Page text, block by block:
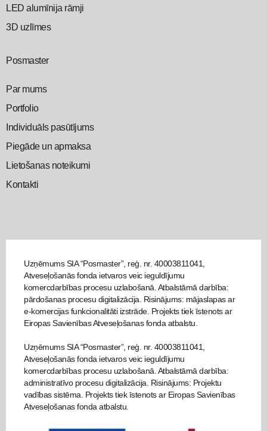
LED alumīnija rāmji
3D uzlīmes
Posmaster
Par mums
Portfolio
Individuāls pasūtījums
Piegāde un apmaksa
Lietošanas noteikumi
Kontakti
Uzņēmums SIA “Posmaster”, reģ. nr. 40003811041,
Atveseļošanās fonda ietvaros veic ieguldījumu
komercdarbības procesu uzlabošanā. Atbalstāmā darbība:
pārdošanas procesu digitalizācija. Risinājums: mājaslapas ar
e-komercijas funkcionalitāti izstrāde. Projekts tiek īstenots ar
Eiropas Savienības Atveseļošanas fonda atbalstu.
Uzņēmums SIA “Posmaster”, reģ. nr. 40003811041,
Atveseļošanās fonda ietvaros veic ieguldījumu
komercdarbības procesu uzlabošanā. Atbalstāmā darbība:
administratīvo procesu digitalizācija. Risinājums: Projektu
vadības sistēma. Projekts tiek īstenots ar Eiropas Savienības
Atveseļošanas fonda atbalstu.